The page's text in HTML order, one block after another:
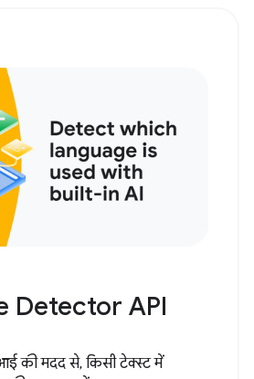
Detector API
की मदद से, किसी टेक्स्ट में